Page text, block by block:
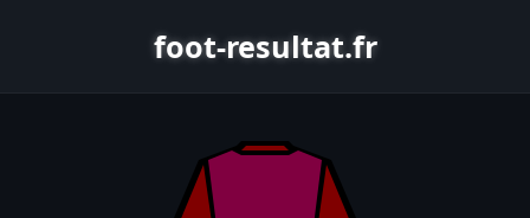
foot-resultat.fr